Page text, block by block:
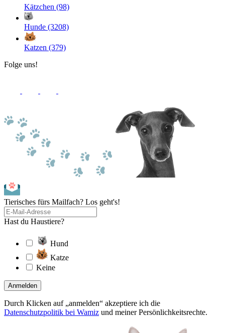
Kätzchen (98)
Hunde (3208)
Katzen (379)
Folge uns!
Tierisches fürs Mailfach? Los geht's!
Hast du Haustiere?
Hund
Katze
Keine
Anmelden
Durch Klicken auf „anmelden“ akzeptiere ich die
Datenschutzpolitik bei Wamiz und meiner Persönlichkeitsrechte.